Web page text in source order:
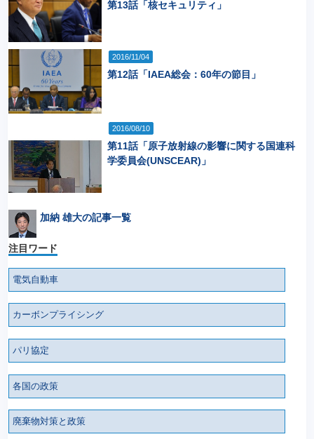
第13話「核セキュリティ」
2016/11/04
第12話「IAEA総会：60年の節目」
2016/08/10
第11話「原子放射線の影響に関する国連科
学委員会(UNSCEAR)」
加納 雄大の記事一覧
注目ワード
電気自動車
カーボンプライシング
パリ協定
各国の政策
廃棄物対策と政策